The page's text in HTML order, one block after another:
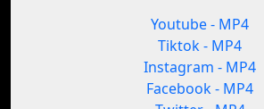
Youtube - MP4
Tiktok - MP4
Instagram - MP4
Facebook - MP4